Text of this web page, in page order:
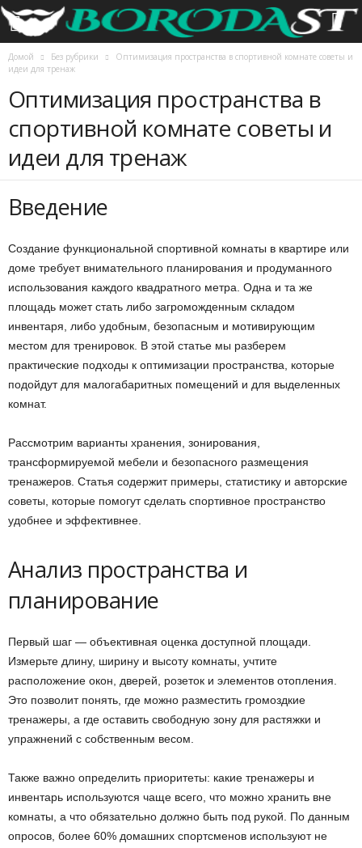
Домой Без рубрики
Оптимизация пространства в спортивной комнате советы и
идеи для тренаж
Оптимизация пространства в
спортивной комнате советы и
идеи для тренаж
Введение
Создание функциональной спортивной комнаты в квартире или
доме требует внимательного планирования и продуманного
использования каждого квадратного метра. Одна и та же
площадь может стать либо загроможденным складом
инвентаря, либо удобным, безопасным и мотивирующим
местом для тренировок. В этой статье мы разберем
практические подходы к оптимизации пространства, которые
подойдут для малогабаритных помещений и для выделенных
комнат.
Рассмотрим варианты хранения, зонирования,
трансформируемой мебели и безопасного размещения
тренажеров. Статья содержит примеры, статистику и авторские
советы, которые помогут сделать спортивное пространство
удобнее и эффективнее.
Анализ пространства и
планирование
Первый шаг — объективная оценка доступной площади.
Измерьте длину, ширину и высоту комнаты, учтите
расположение окон, дверей, розеток и элементов отопления.
Это позволит понять, где можно разместить громоздкие
тренажеры, а где оставить свободную зону для растяжки и
упражнений с собственным весом.
Также важно определить приоритеты: какие тренажеры и
инвентарь используются чаще всего, что можно хранить вне
комнаты, а что обязательно должно быть под рукой. По данным
опросов, более 60% домашних спортсменов используют не